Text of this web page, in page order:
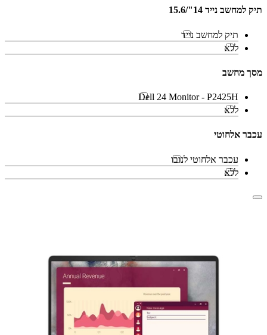
תיק למחשב נייד 14"/15.6
תיק למחשב נייד
ללא
מסך מחשב
Dell 24 Monitor - P2425H
ללא
עכבר אלחוטי
עכבר אלחוטי לנובו
ללא